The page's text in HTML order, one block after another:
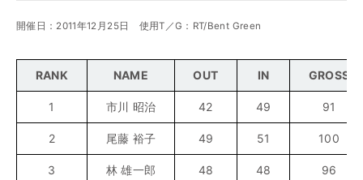
開催日：2011年12月25日 使用T／G：RT/Bent Green
RANK NAME OUT IN GROSS
1 市川 昭治 42 49 91
2 尾藤 裕子 49 51 100
3 林 雄一郎 48 48 96